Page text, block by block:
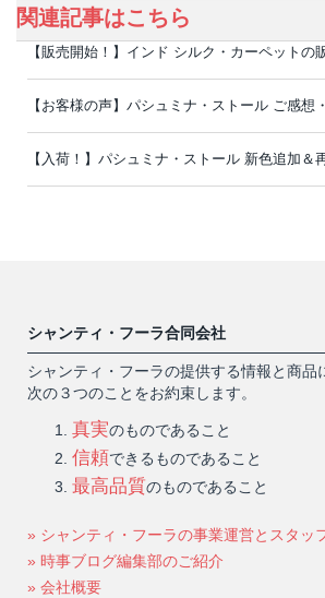
関連記事はこちら
【販売開始！】インド シルク・カーペットの
【お客様の声】パシュミナ・ストール ご感想
【入荷！】パシュミナ・ストール 新色追加＆
シャンティ・フーラ合同会社
シャンティ・フーラの提供する情報と商品
次の３つのことをお約束します。
真実のものであること
信頼できるものであること
最高品質のものであること
» シャンティ・フーラの事業運営とスタッ
» 時事ブログ編集部のご紹介
» 会社概要